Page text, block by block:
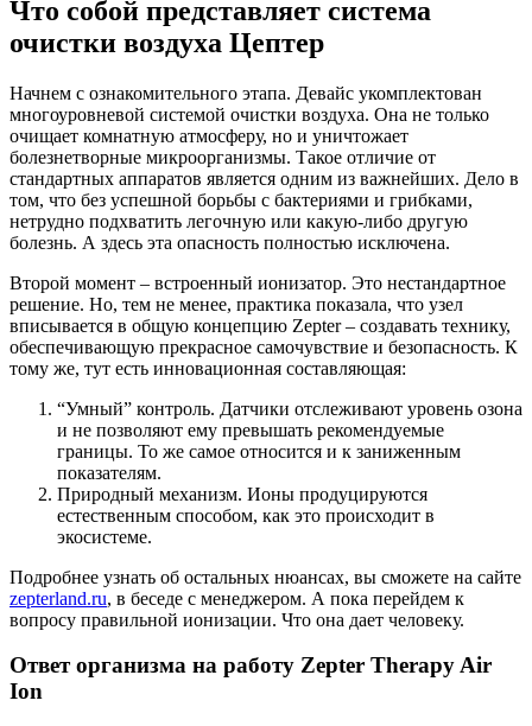
Что собой представляет система
очистки воздуха Цептер
Начнем с ознакомительного этапа. Девайс укомплектован
многоуровневой системой очистки воздуха. Она не только
очищает комнатную атмосферу, но и уничтожает
болезнетворные микроорганизмы. Такое отличие от
стандартных аппаратов является одним из важнейших. Дело в
том, что без успешной борьбы с бактериями и грибками,
нетрудно подхватить легочную или какую-либо другую
болезнь. А здесь эта опасность полностью исключена.
Второй момент – встроенный ионизатор. Это нестандартное
решение. Но, тем не менее, практика показала, что узел
вписывается в общую концепцию Zepter – создавать технику,
обеспечивающую прекрасное самочувствие и безопасность. К
тому же, тут есть инновационная составляющая:
“Умный” контроль. Датчики отслеживают уровень озона
и не позволяют ему превышать рекомендуемые
границы. То же самое относится и к заниженным
показателям.
Природный механизм. Ионы продуцируются
естественным способом, как это происходит в
экосистеме.
Подробнее узнать об остальных нюансах, вы сможете на сайте
zepterland.ru, в беседе с менеджером. А пока перейдем к
вопросу правильной ионизации. Что она дает человеку.
Ответ организма на работу Zepter Therapy Air
Ion